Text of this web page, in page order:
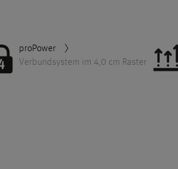
proPower
Verbundsystem im 4,0 cm Raster